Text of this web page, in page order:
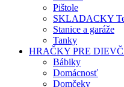
Pištole
SKLADACKY
Stanice a garáže
Tanky
HRAČKY PRE
Bábiky
Domácnosť
Domčeky